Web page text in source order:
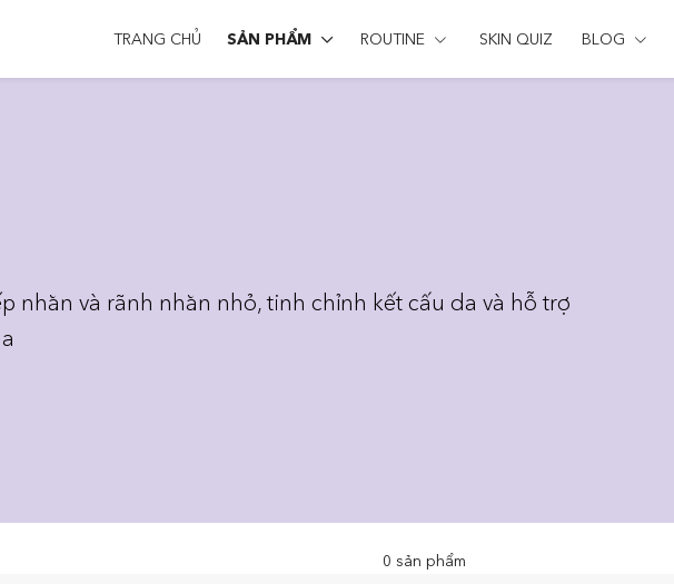
TRANG CHỦ SẢN PHẨM ROUTINE SKIN QUIZ BLOG
nhăn và rãnh nhăn nhỏ, tinh chỉnh kết cấu da và hỗ trợ
0 sản phẩm